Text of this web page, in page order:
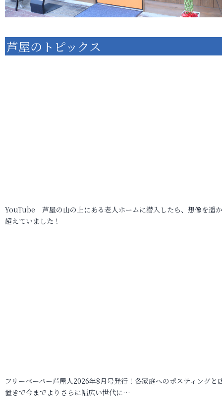
芦屋のトピックス
YouTube 芦屋の山の上にある老人ホームに潜入したら、想像を遥
超えていました！
フリーペーパー芦屋人2026年8月号発行！各家庭へのポスティングと
置きで今までよりさらに幅広い世代に…